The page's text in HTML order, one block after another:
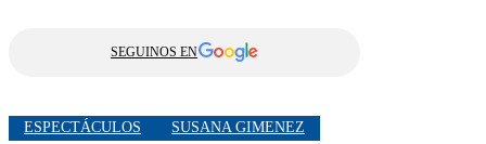
SEGUINOS EN
ESPECTÁCULOS SUSANA GIMENEZ